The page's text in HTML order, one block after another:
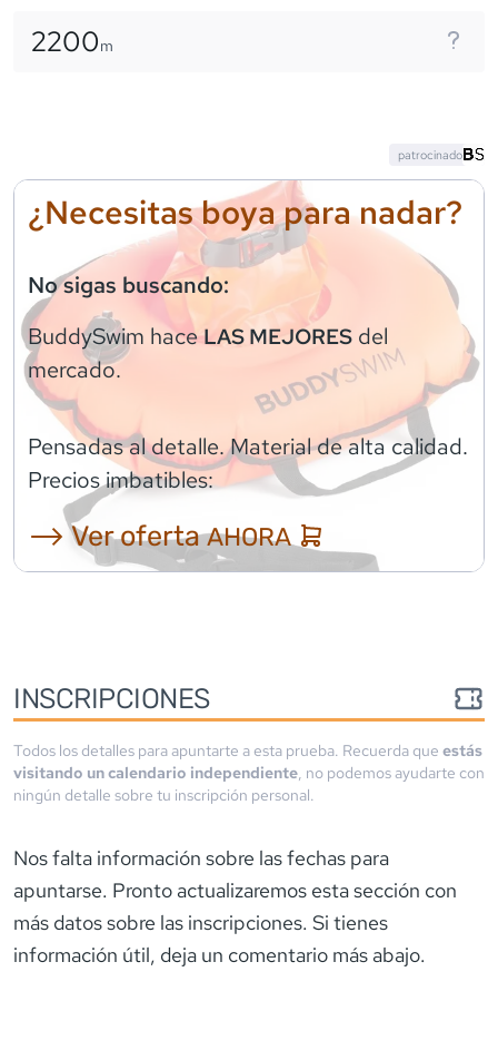
2200m
¿Necesitas boya para nadar?
No sigas buscando:
BuddySwim haceLAS MEJORES del
mercado.
Pensadas al detalle. Material de alta calidad.
Precios imbatibles:
⟶ Ver ofertaAHORA
patrocinado
INSCRIPCIONES
Todos los detalles para apuntarte a esta prueba. Recuerda que estás
visitando un calendario independiente, no podemos ayudarte con
ningún detalle sobre tu inscripción personal.
Nos falta información sobre las fechas para
apuntarse. Pronto actualizaremos esta sección con
más datos sobre las inscripciones. Si tienes
información útil, deja un comentario más abajo.